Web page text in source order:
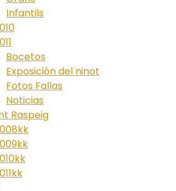
Infantils
Bocetos
Exposición del ninot
Fotos Fallas
Noticias
Raspeig